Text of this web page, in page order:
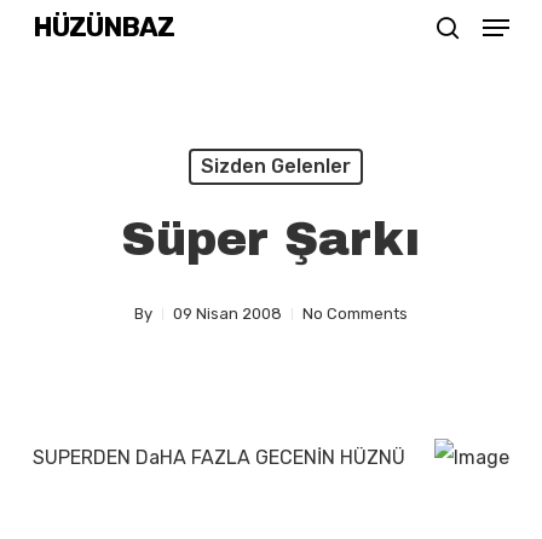
SkipHÜZÜNBAZ Menu
Sizden Gelenler
Süper Şarkı
By 09 Nisan 2008 No Comments
SUPERDEN DaHA FAZLA GECENİN HÜZNÜ